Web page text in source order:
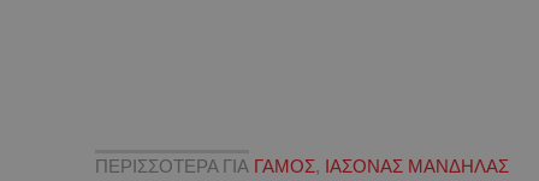
ΠΕΡΙΣΣΟΤΕΡΑ ΓΙΑ ΓΑΜΟΣ, ΙΑΣΟΝΑΣ ΜΑΝΔΗΛΑΣ